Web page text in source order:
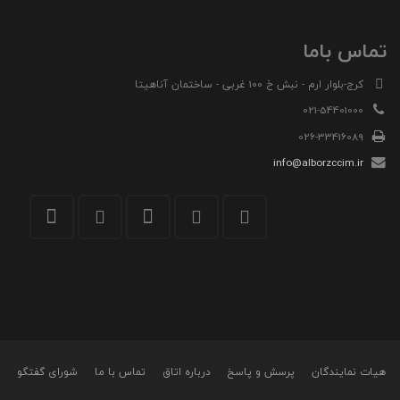
تماس باما
کرج-بلوار ارم - نبش خ 100 غربی - ساختمان آناهیتا
021-54401000
026-33416089
info@alborzccim.ir
هیات نمایندگان پرسش و پاسخ درباره اتاق تماس با ما شورای گفتگو